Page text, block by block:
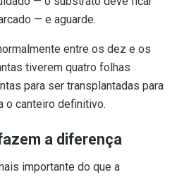
— e aguarde.
entre os dez e os
tiverem quatro folhas
para ser transplantadas para
o canteiro definitivo.
a diferença
importante do que a